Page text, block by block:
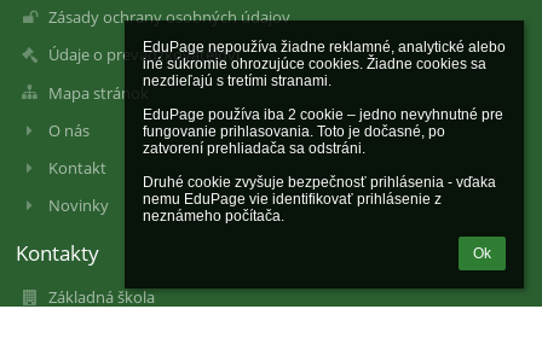
EduPage nepoužíva žiadne reklamné, analytické alebo
iné súkromie ohrozujúce cookies. Žiadne cookies sa
nezdieľajú s tretími stranami.
EduPage používa iba 2 cookie – jedno nevyhnutné pre
fungovanie prihlasovania. Toto je dočasné, po
zatvorení prehliadača sa odstráni.
Druhé cookie zvyšuje bezpečnosť prihlásenia - vďaka
nemu EduPage vie identifikovať prihlásenie z
neznámeho počítača.
Ok
Zásady ochrany osobných údajov
Údaje o prevádzkovateľovi
Mapa stránok
O nás
Kontakt
Novinky
Kontakty
Základná škola